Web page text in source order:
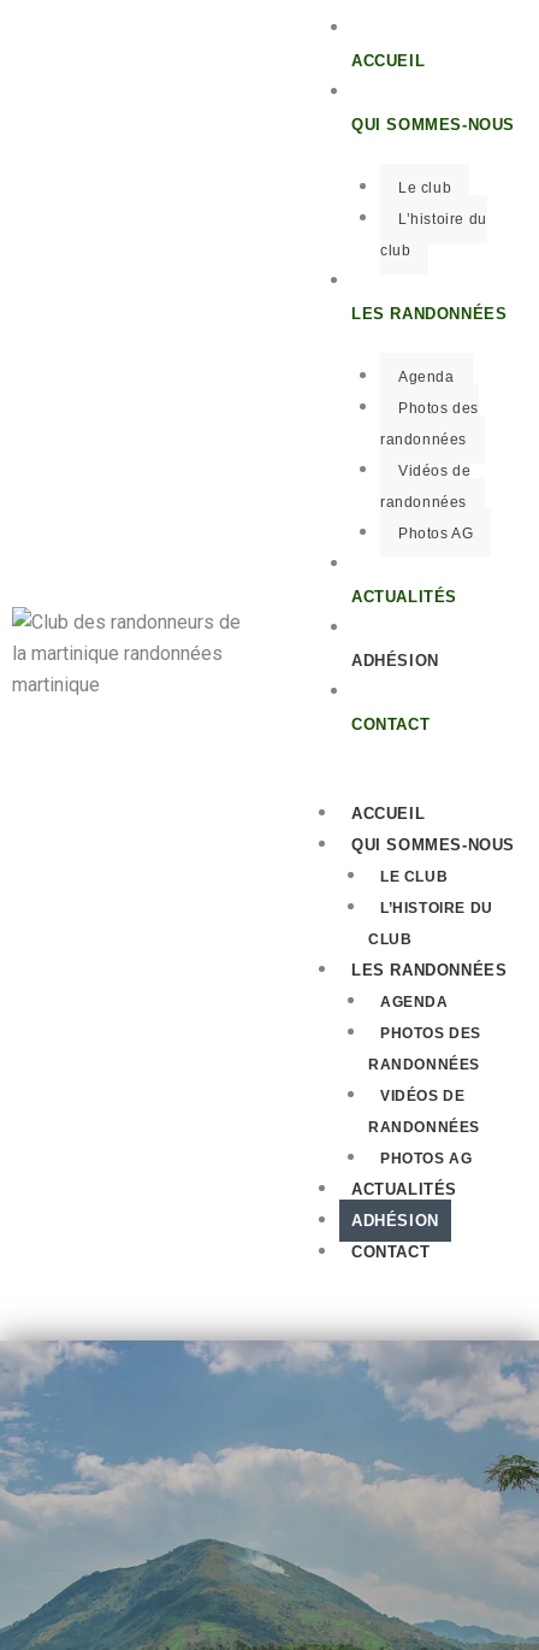
ACCUEIL
QUI SOMMES-NOUS
Le club
L’histoire du
club
LES RANDONNÉES
Agenda
Photos des
randonnées
Vidéos de
randonnées
Photos AG
ACTUALITÉS
ADHÉSION
CONTACT
ACCUEIL
QUI SOMMES-NOUS
LE CLUB
L’HISTOIRE DU
CLUB
LES RANDONNÉES
AGENDA
PHOTOS DES
RANDONNÉES
VIDÉOS DE
RANDONNÉES
PHOTOS AG
ACTUALITÉS
ADHÉSION
CONTACT